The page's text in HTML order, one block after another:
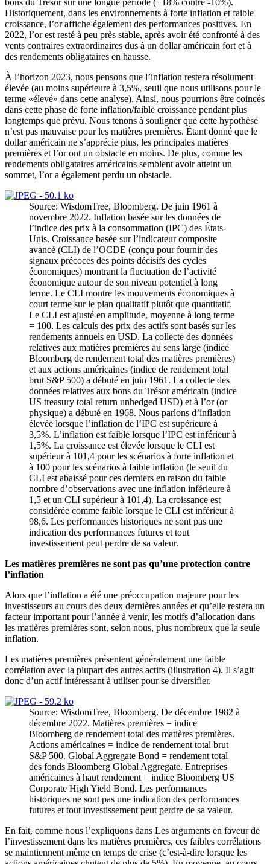
bons du Trésor sur une longue période (+18% contre -10%).
Historiquement, dans les environnements à forte inflation et faible
croissance, l’or affiche également des performances positives. En
2022, l’or est resté à peu près stable, après avoir été confronté à des
vents contraires extraordinaires dus à un dollar américain fort et à
des rendements obligataires en hausse.
À l’horizon 2023, nous pensons que l’inflation restera résolument
élevée (au moins supérieure à 3,5%, seuil que nous utilisons pour le
terme «élevé» dans cette analyse). Ainsi, nous pourrions être coincés
dans cette phase de forte inflation/faible croissance pendant plus
longtemps que prévu. Nous tenons à souligner que cette hypothèse
n’est pas mauvaise pour les matières premières. Étant donné que le
dollar américain ne s’apprécie plus, les principales matières
premières et l’or ont un obstacle en moins. De plus, comme les
rendements obligataires américains semblent avoir atteint un
sommet, l’or a également perdu un obstacle.
Source: WisdomTree, Bloomberg. De juin 1961 à
novembre 2022. Inflation basée sur les données de
l’indice des prix à la consommation (IPC) des États-
Unis. Croissance basée sur l’indicateur composite
avancé (CLI) de l’OCDE (conçu pour fournir des
signaux précoces des points décisifs des cycles
économiques) montrant la fluctuation de l’activité
économique autour de son niveau potentiel à long
terme. Le CLI montre les mouvements économiques à
court terme sur le plan qualitatif plutôt que quantitatif.
Le CLI est ajusté en amplitude, moyenne à long terme
= 100. Les calculs des prix des actifs sont basés sur les
rendements annuels en USD. La collecte des données
relatives aux matières premières au sens large (indice
Bloomberg de rendement total des matières premières)
et aux actions américaines (indice de rendement total
brut S&P 500) a débuté en juin 1961. La collecte des
données relatives aux bons du Trésor américain (indice
US treasury total return unhedged USD) et à l’or (or
physique) a débuté en 1968. Nous parlons d’inflation
élevée lorsque l’inflation de l’IPC est supérieure à
3,5%. L’inflation est faible lorsque l’IPC est inférieur à
1,5%. La croissance est élevée lorsque le CLI est
supérieur à 101,4 pour les scénarios à forte inflation et
à 100 pour les scénarios à faible inflation (le seuil du
CLI est abaissé pour ces derniers en raison du faible
nombre d’observations avec une inflation inférieure à
1,5 et un CLI supérieur à 101,4). La croissance est
considérée comme faible lorsque le CLI est inférieur à
98,6. Les performances historiques ne sont pas une
indication des performances futures et tout
investissement peut perdre de sa valeur.
Les matières premières ne sont pas qu’une protection contre
l’inflation
Alors que l’inflation a été une préoccupation majeure pour les
investisseurs au cours des deux dernières années et qu’elle restera un
facteur important pour l’année à venir, les motifs d’allocation dans
les matières premières sont, selon nous, plus nombreux que la seule
inflation.
Les matières premières présentent généralement une faible
corrélation avec la plupart des autres actifs (illustration 4). Il s’agit
donc d’un actif intéressant à utiliser pour se diversifier.
Source: WisdomTree, Bloomberg. De décembre 1982 à
décembre 2022. Matières premières = indice
Bloomberg de rendement total des matières premières.
Actions américaines = indice de rendement total brut
S&P 500. Global Aggregate Bond = rendement total
des fonds Bloomberg Global Aggregate. Entreprises
américaines à haut rendement = indice Bloomberg US
Corporate High Yield Bond. Les performances
historiques ne sont pas une indication des performances
futures et tout investissement peut perdre de sa valeur.
En fait, comme nous l’expliquons dans Les arguments en faveur de
l’investissement dans les matières premières, ces faibles corrélations
se maintiennent même en temps de crise (c’est-à-dire lorsque les